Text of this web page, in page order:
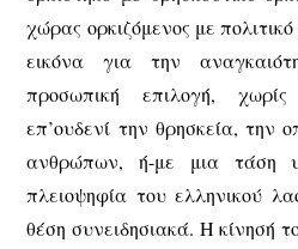
χώρας ορκιζόμενος με
εικόνα για την
προσωπική επιλογή,
επ’ουδενί την θρησκεία, την
ανθρώπων, ή-με μια τάση
πλειοψηφία του ελληνικού
θέση συνειδησιακά. Η κίνησή